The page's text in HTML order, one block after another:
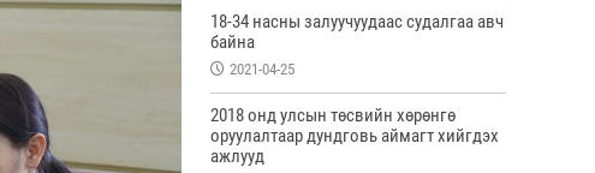
18-34 насны залуучуудаас судалгаа авч
байна
2021-04-25
2018 онд улсын төсвийн хөрөнгө
оруулалтаар дундговь аймагт хийгдэх
ажлууд